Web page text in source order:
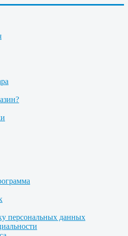
персональных данных